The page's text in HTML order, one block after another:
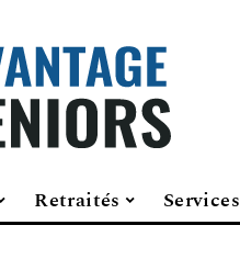
Retraités Services